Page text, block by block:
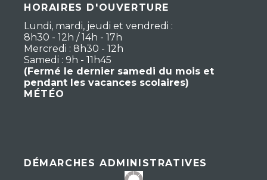
HORAIRES D'OUVERTURE
Lundi, mardi, jeudi et vendredi :
8h30 - 12h / 14h - 17h
Mercredi : 8h30 - 12h
Samedi : 9h - 11h45
(Fermé le dernier samedi du mois et
pendant les vacances scolaires)
MÉTÉO
DÉMARCHES ADMINISTRATIVES